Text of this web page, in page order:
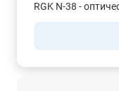
RGK N-38 -